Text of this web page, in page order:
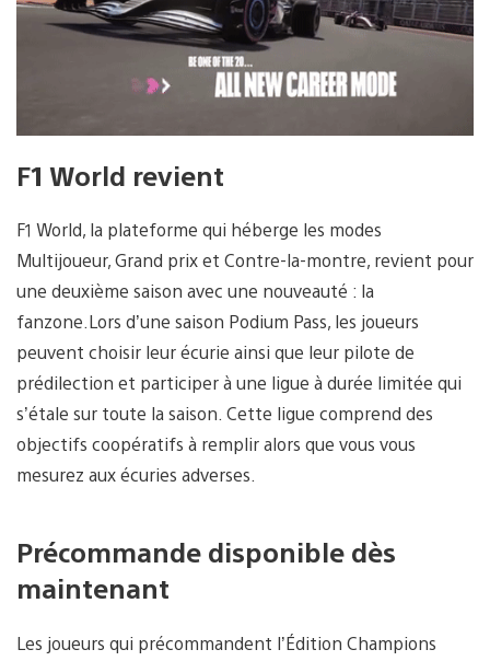
F1 World revient
F1 World, la plateforme qui héberge les modes
Multijoueur, Grand prix et Contre-la-montre, revient pour
une deuxième saison avec une nouveauté : la
fanzone.Lors d’une saison Podium Pass, les joueurs
peuvent choisir leur écurie ainsi que leur pilote de
prédilection et participer à une ligue à durée limitée qui
s’étale sur toute la saison. Cette ligue comprend des
objectifs coopératifs à remplir alors que vous vous
mesurez aux écuries adverses.
Précommande disponible dès
maintenant
Les joueurs qui précommandent l’Édition Champions